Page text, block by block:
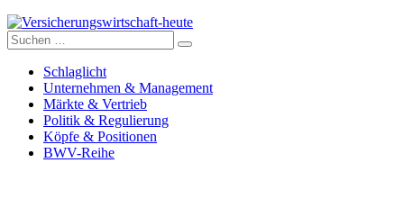
Versicherungswirtschaft-heute
Suche
nach:
Schlaglicht
Unternehmen & Management
Märkte & Vertrieb
Politik & Regulierung
Köpfe & Positionen
BWV-Reihe